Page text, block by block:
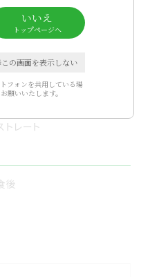
トレート
後
いいえ
トップページへ
の画面を表示しない
フォンを共用している場
願いいたします。